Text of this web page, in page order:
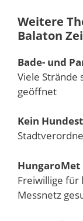
Weitere
Balaton
Bade- und
Viele Strände
geöffnet
Kein
HungaroMet
Freiwillige für
Messnetz